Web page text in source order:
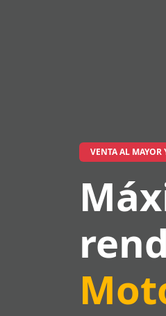
VENTA AL MAYOR